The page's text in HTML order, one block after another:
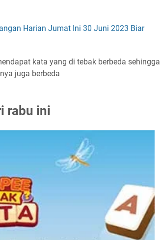
Harian Jumat Ini 30 Juni 2023 Biar
kata yang di tebak berbeda sehingga
juga berbeda
rabu ini